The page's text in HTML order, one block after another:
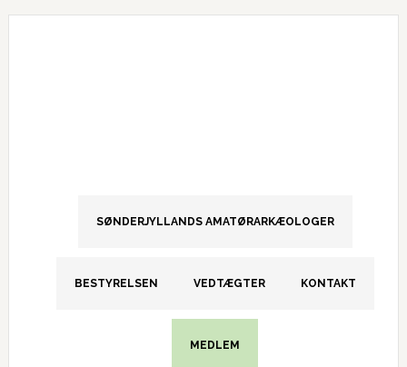
Gå
Skip
Gå
SØNDERJYLLANDS AMATØRARKÆOLOGER
BESTYRELSEN VEDTÆGTER KONTAKT
MEDLEM